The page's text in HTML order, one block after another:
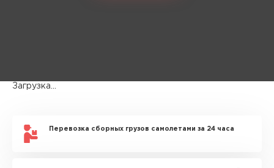
Загрузка...
Перевозка сборных грузов самолетами за 24 часа